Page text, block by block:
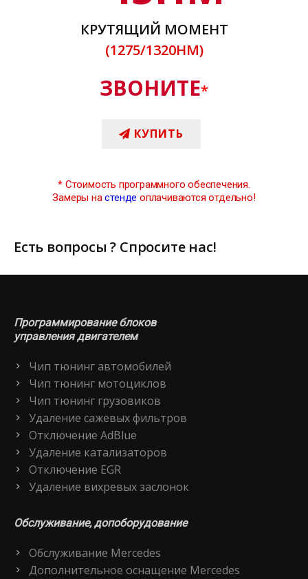
КРУТЯЩИЙ МОМЕНТ
(1275/1320НМ)
ЗВОНИТЕ*
КУПИТЬ
* Стоимость программного обеспечения.
Замеры настенде оплачиваются отдельно!
Есть вопросы ? Спросите нас!
Программирование блоков
управления двигателем
Чип тюнинг автомобилей
Чип тюнинг мотоциклов
Чип тюнинг грузовиков
Удаление сажевых фильтров
Отключение AdBlue
Удаление катализаторов
Отключение EGR
Удаление вихревых заслонок
Обслуживание, допоборудование
Обслуживание Mercedes
Дополнительное оснащение Mercedes